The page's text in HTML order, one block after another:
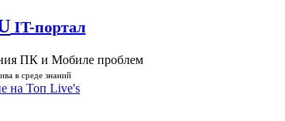
IT-портал
ПК и Мобиле проблем
в среде знаний
на Toп Live's